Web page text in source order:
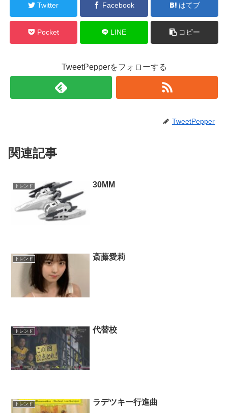
Twitter Facebook はてブ
Pocket LINE コピー
TweetPepperをフォローする
TweetPepper
関連記事
トレンド 30MM
トレンド 斎藤愛莉
トレンド 代替校
トレンド ラデツキー行進曲